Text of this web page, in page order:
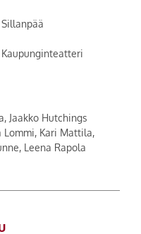
Jaakko Hutchings
Lommi, Kari Mattila,
Leena Rapola